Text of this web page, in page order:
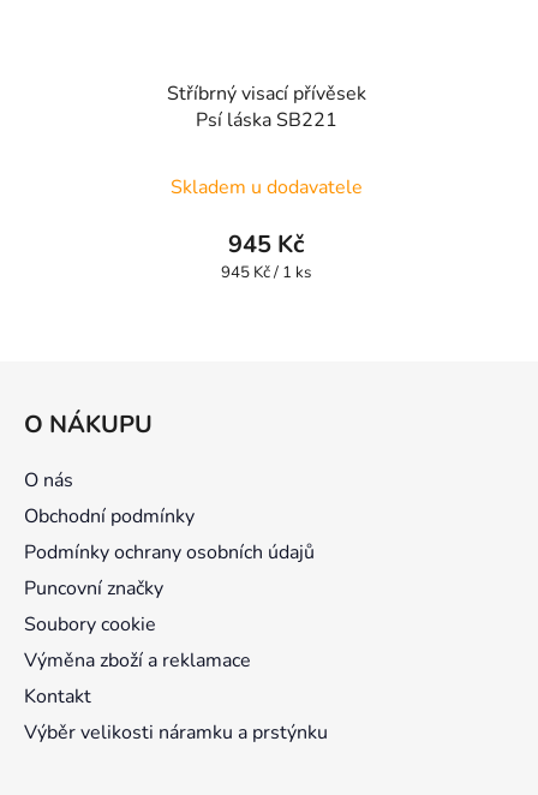
Stříbrný visací přívěsek
Psí láska SB221
Skladem u dodavatele
945 Kč
Měrná
945 Kč / 1 ks
O NÁKUPU
O nás
Obchodní podmínky
Podmínky ochrany osobních údajů
Puncovní značky
Soubory cookie
Výměna zboží a reklamace
Kontakt
Výběr velikosti náramku a prstýnku